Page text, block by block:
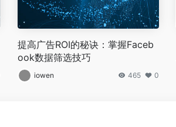
提高广告ROI的秘诀：掌握Faceb
ook数据筛选技巧
iowen 465 0